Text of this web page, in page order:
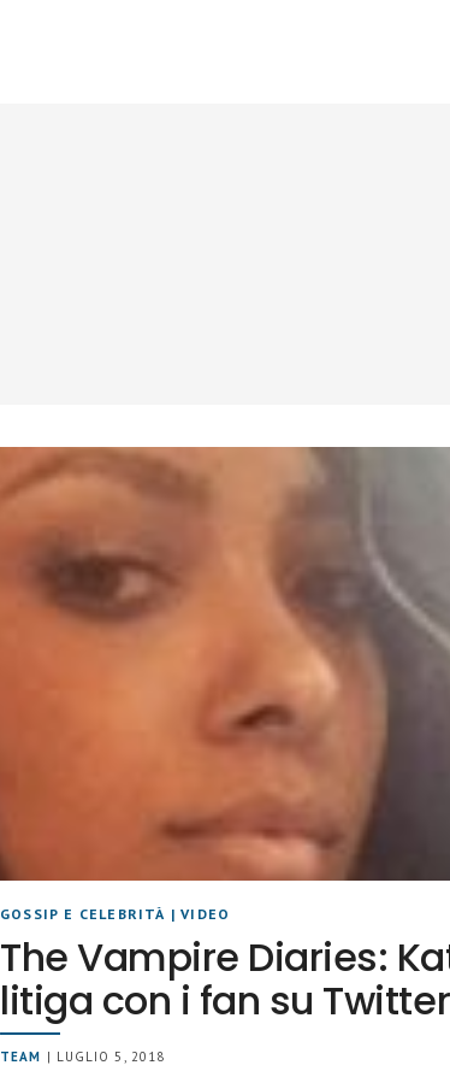
GOSSIP E CELEBRITÀ |VIDEO
The Vampire Diaries:
litiga con i fan su
TEAM | LUGLIO 5, 2018